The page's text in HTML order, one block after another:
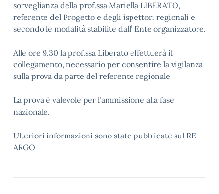
sorveglianza della prof.ssa Mariella LIBERATO,
referente del Progetto e degli ispettori regionali e
secondo le modalità stabilite dall’ Ente organizzatore.
Alle ore 9.30 la prof.ssa Liberato effettuerà il
collegamento, necessario per consentire la vigilanza
sulla prova da parte del referente regionale
La prova è valevole per l’ammissione alla fase
nazionale.
Ulteriori informazioni sono state pubblicate sul RE
ARGO